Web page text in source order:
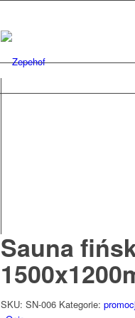
Sauna
SKU: SN-006 Kategorie: